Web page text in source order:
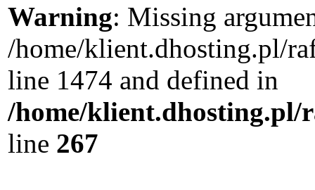
Warning: Missing
/home/klient.dhosting.pl/
line 1474 and defined in
/home/klient.dhosting.pl/
line 267